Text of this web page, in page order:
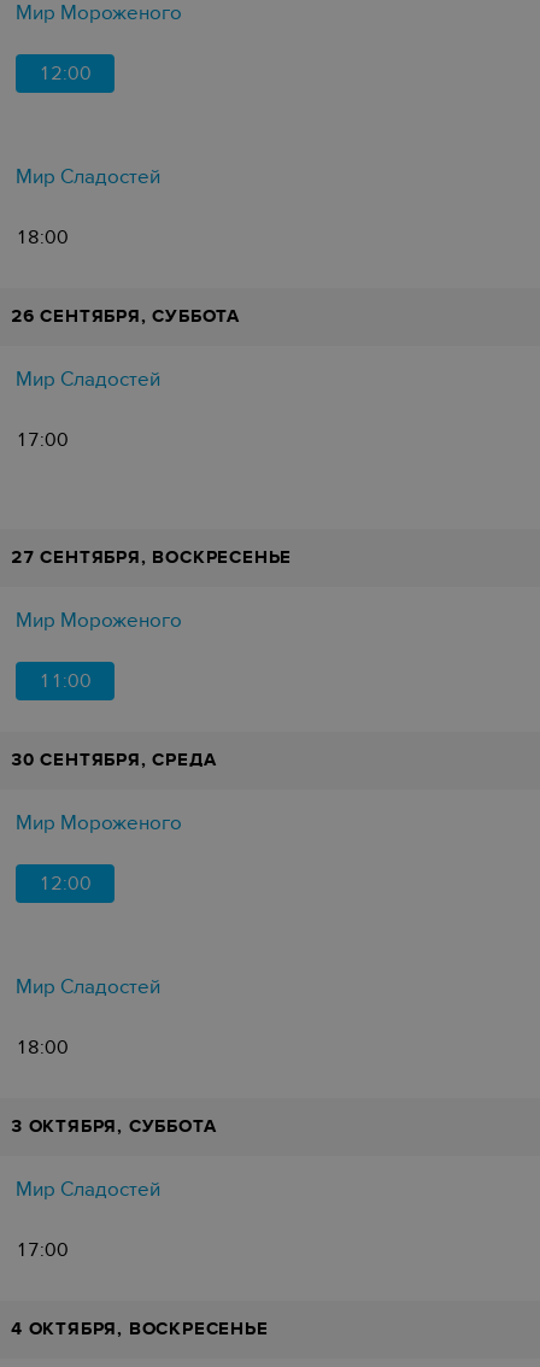
Мир Мороженого
12:00
Мир Сладостей
18:00
26 СЕНТЯБРЯ, СУББОТА
Мир Сладостей
17:00
27 СЕНТЯБРЯ, ВОСКРЕСЕНЬЕ
Мир Мороженого
11:00
30 СЕНТЯБРЯ, СРЕДА
Мир Мороженого
12:00
Мир Сладостей
18:00
3 ОКТЯБРЯ, СУББОТА
Мир Сладостей
17:00
4 ОКТЯБРЯ, ВОСКРЕСЕНЬЕ